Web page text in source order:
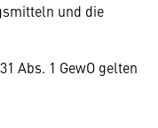
und die
Abs. 1 GewO gelten